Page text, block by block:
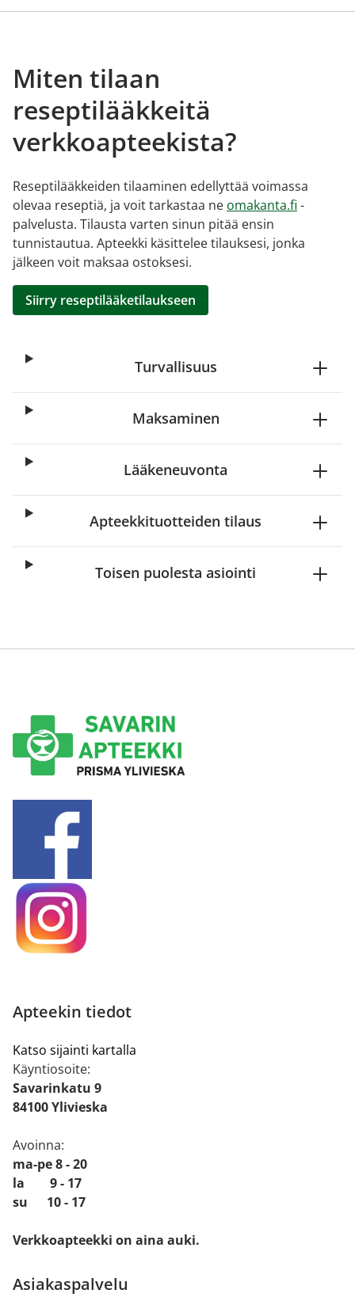
Miten tilaan
reseptilääkkeitä
verkkoapteekista?
Reseptilääkkeiden tilaaminen edellyttää voimassa
olevaa reseptiä, ja voit tarkastaa ne omakanta.fi -
palvelusta. Tilausta varten sinun pitää ensin
tunnistautua. Apteekki käsittelee tilauksesi, jonka
jälkeen voit maksaa ostoksesi.
Siirry reseptilääketilaukseen
Turvallisuus
Maksaminen
Lääkeneuvonta
Apteekkituotteiden tilaus
Toisen puolesta asiointi
Apteekin tiedot
Katso sijainti kartalla
Käyntiosoite:
Savarinkatu 9
84100 Ylivieska
Avoinna:
ma-pe 8 - 20
la 9 - 17
su 10 - 17
Verkkoapteekki on aina auki.
Asiakaspalvelu